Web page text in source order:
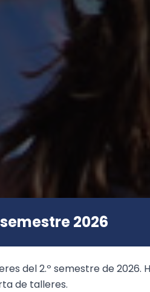
2026
del 2.º semestre de 2026.
de talleres.